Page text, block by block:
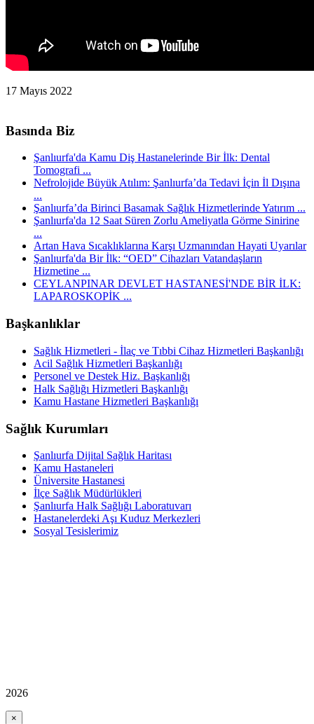
17 Mayıs 2022
Basında Biz
Şanlıurfa'da Kamu Diş Hastanelerinde Bir İlk: Dental
Tomografi ...
Nefrolojide Büyük Atılım: Şanlıurfa’da Tedavi İçin İl Dışına
...
Şanlıurfa’da Birinci Basamak Sağlık Hizmetlerinde Yatırım ...
Şanlıurfa'da 12 Saat Süren Zorlu Ameliyatla Görme Sinirine
...
Artan Hava Sıcaklıklarına Karşı Uzmanından Hayati Uyarılar
Şanlıurfa'da Bir İlk: “OED” Cihazları Vatandaşların
Hizmetine ...
CEYLANPINAR DEVLET HASTANESİ'NDE BİR İLK:
LAPAROSKOPİK ...
Başkanlıklar
Sağlık Hizmetleri - İlaç ve Tıbbi Cihaz Hizmetleri Başkanlığı
Acil Sağlık Hizmetleri Başkanlığı
Personel ve Destek Hiz. Başkanlığı
Halk Sağlığı Hizmetleri Başkanlığı
Kamu Hastane Hizmetleri Başkanlığı
Sağlık Kurumları
Şanlıurfa Dijital Sağlık Haritası
Kamu Hastaneleri
Üniversite Hastanesi
İlçe Sağlık Müdürlükleri
Şanlıurfa Halk Sağlığı Laboratuvarı
Hastanelerdeki Aşı Kuduz Merkezleri
Sosyal Tesislerimiz
2026
×